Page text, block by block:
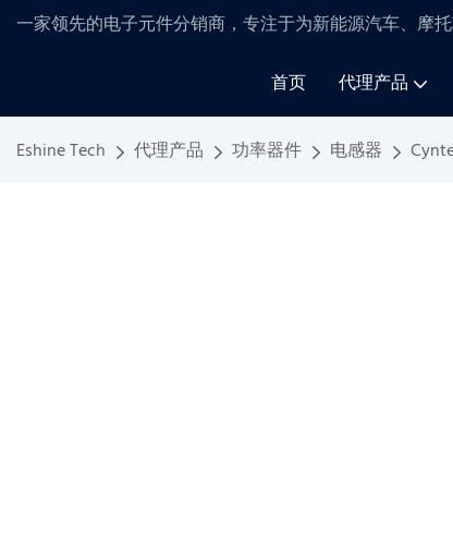
一家领先的电子元件分销商，专注于为新能源汽车、摩
首页 代理产品
Eshine Tech 代理产品 功率器件 电感器